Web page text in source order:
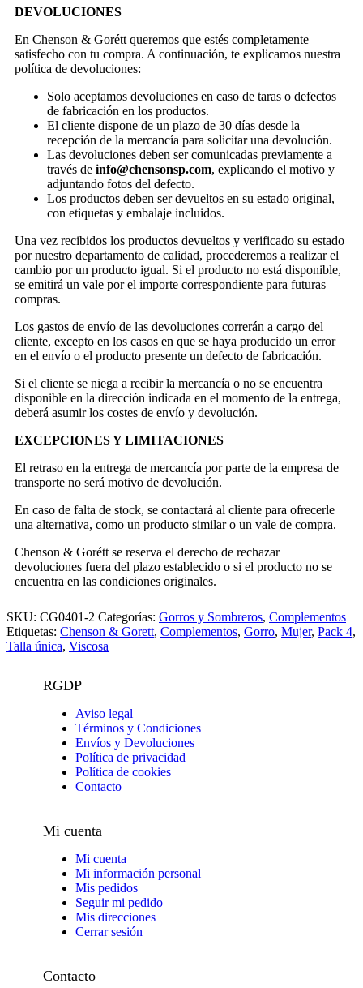
DEVOLUCIONES
En Chenson & Gorétt queremos que estés completamente
satisfecho con tu compra. A continuación, te explicamos nuestra
política de devoluciones:
Solo aceptamos devoluciones en caso de taras o defectos
de fabricación en los productos.
El cliente dispone de un plazo de 30 días desde la
recepción de la mercancía para solicitar una devolución.
Las devoluciones deben ser comunicadas previamente a
través de info@chensonsp.com, explicando el motivo y
adjuntando fotos del defecto.
Los productos deben ser devueltos en su estado original,
con etiquetas y embalaje incluidos.
Una vez recibidos los productos devueltos y verificado su estado
por nuestro departamento de calidad, procederemos a realizar el
cambio por un producto igual. Si el producto no está disponible,
se emitirá un vale por el importe correspondiente para futuras
compras.
Los gastos de envío de las devoluciones correrán a cargo del
cliente, excepto en los casos en que se haya producido un error
en el envío o el producto presente un defecto de fabricación.
Si el cliente se niega a recibir la mercancía o no se encuentra
disponible en la dirección indicada en el momento de la entrega,
deberá asumir los costes de envío y devolución.
EXCEPCIONES Y LIMITACIONES
El retraso en la entrega de mercancía por parte de la empresa de
transporte no será motivo de devolución.
En caso de falta de stock, se contactará al cliente para ofrecerle
una alternativa, como un producto similar o un vale de compra.
Chenson & Gorétt se reserva el derecho de rechazar
devoluciones fuera del plazo establecido o si el producto no se
encuentra en las condiciones originales.
SKU: CG0401-2 Categorías: Gorros y Sombreros, Complementos
Etiquetas: Chenson & Gorett, Complementos, Gorro, Mujer, Pack 4,
Talla única, Viscosa
RGDP
Aviso legal
Términos y Condiciones
Envíos y Devoluciones
Política de privacidad
Política de cookies
Contacto
Mi cuenta
Mi cuenta
Mi información personal
Mis pedidos
Seguir mi pedido
Mis direcciones
Cerrar sesión
Contacto